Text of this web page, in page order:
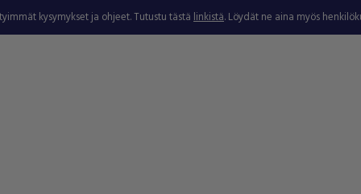
kysymykset ja ohjeet. Tutustu tästälinkistä. Löydät ne aina myös